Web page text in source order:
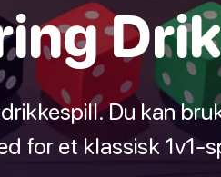
Du kan
for et klassisk 1v1-